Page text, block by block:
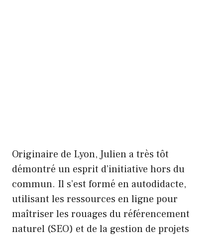
Originaire de Lyon, Julien a très tôt
démontré un esprit d’initiative hors du
commun. Il s’est formé en autodidacte,
utilisant les ressources en ligne pour
maîtriser les rouages du référencement
naturel (SEO) et de la gestion de projets